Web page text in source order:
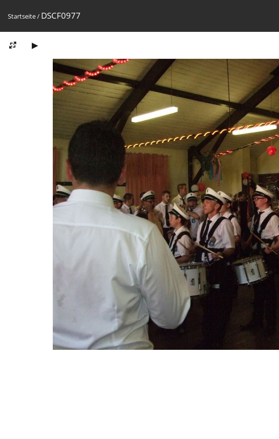
Startseite/ DSCF0977